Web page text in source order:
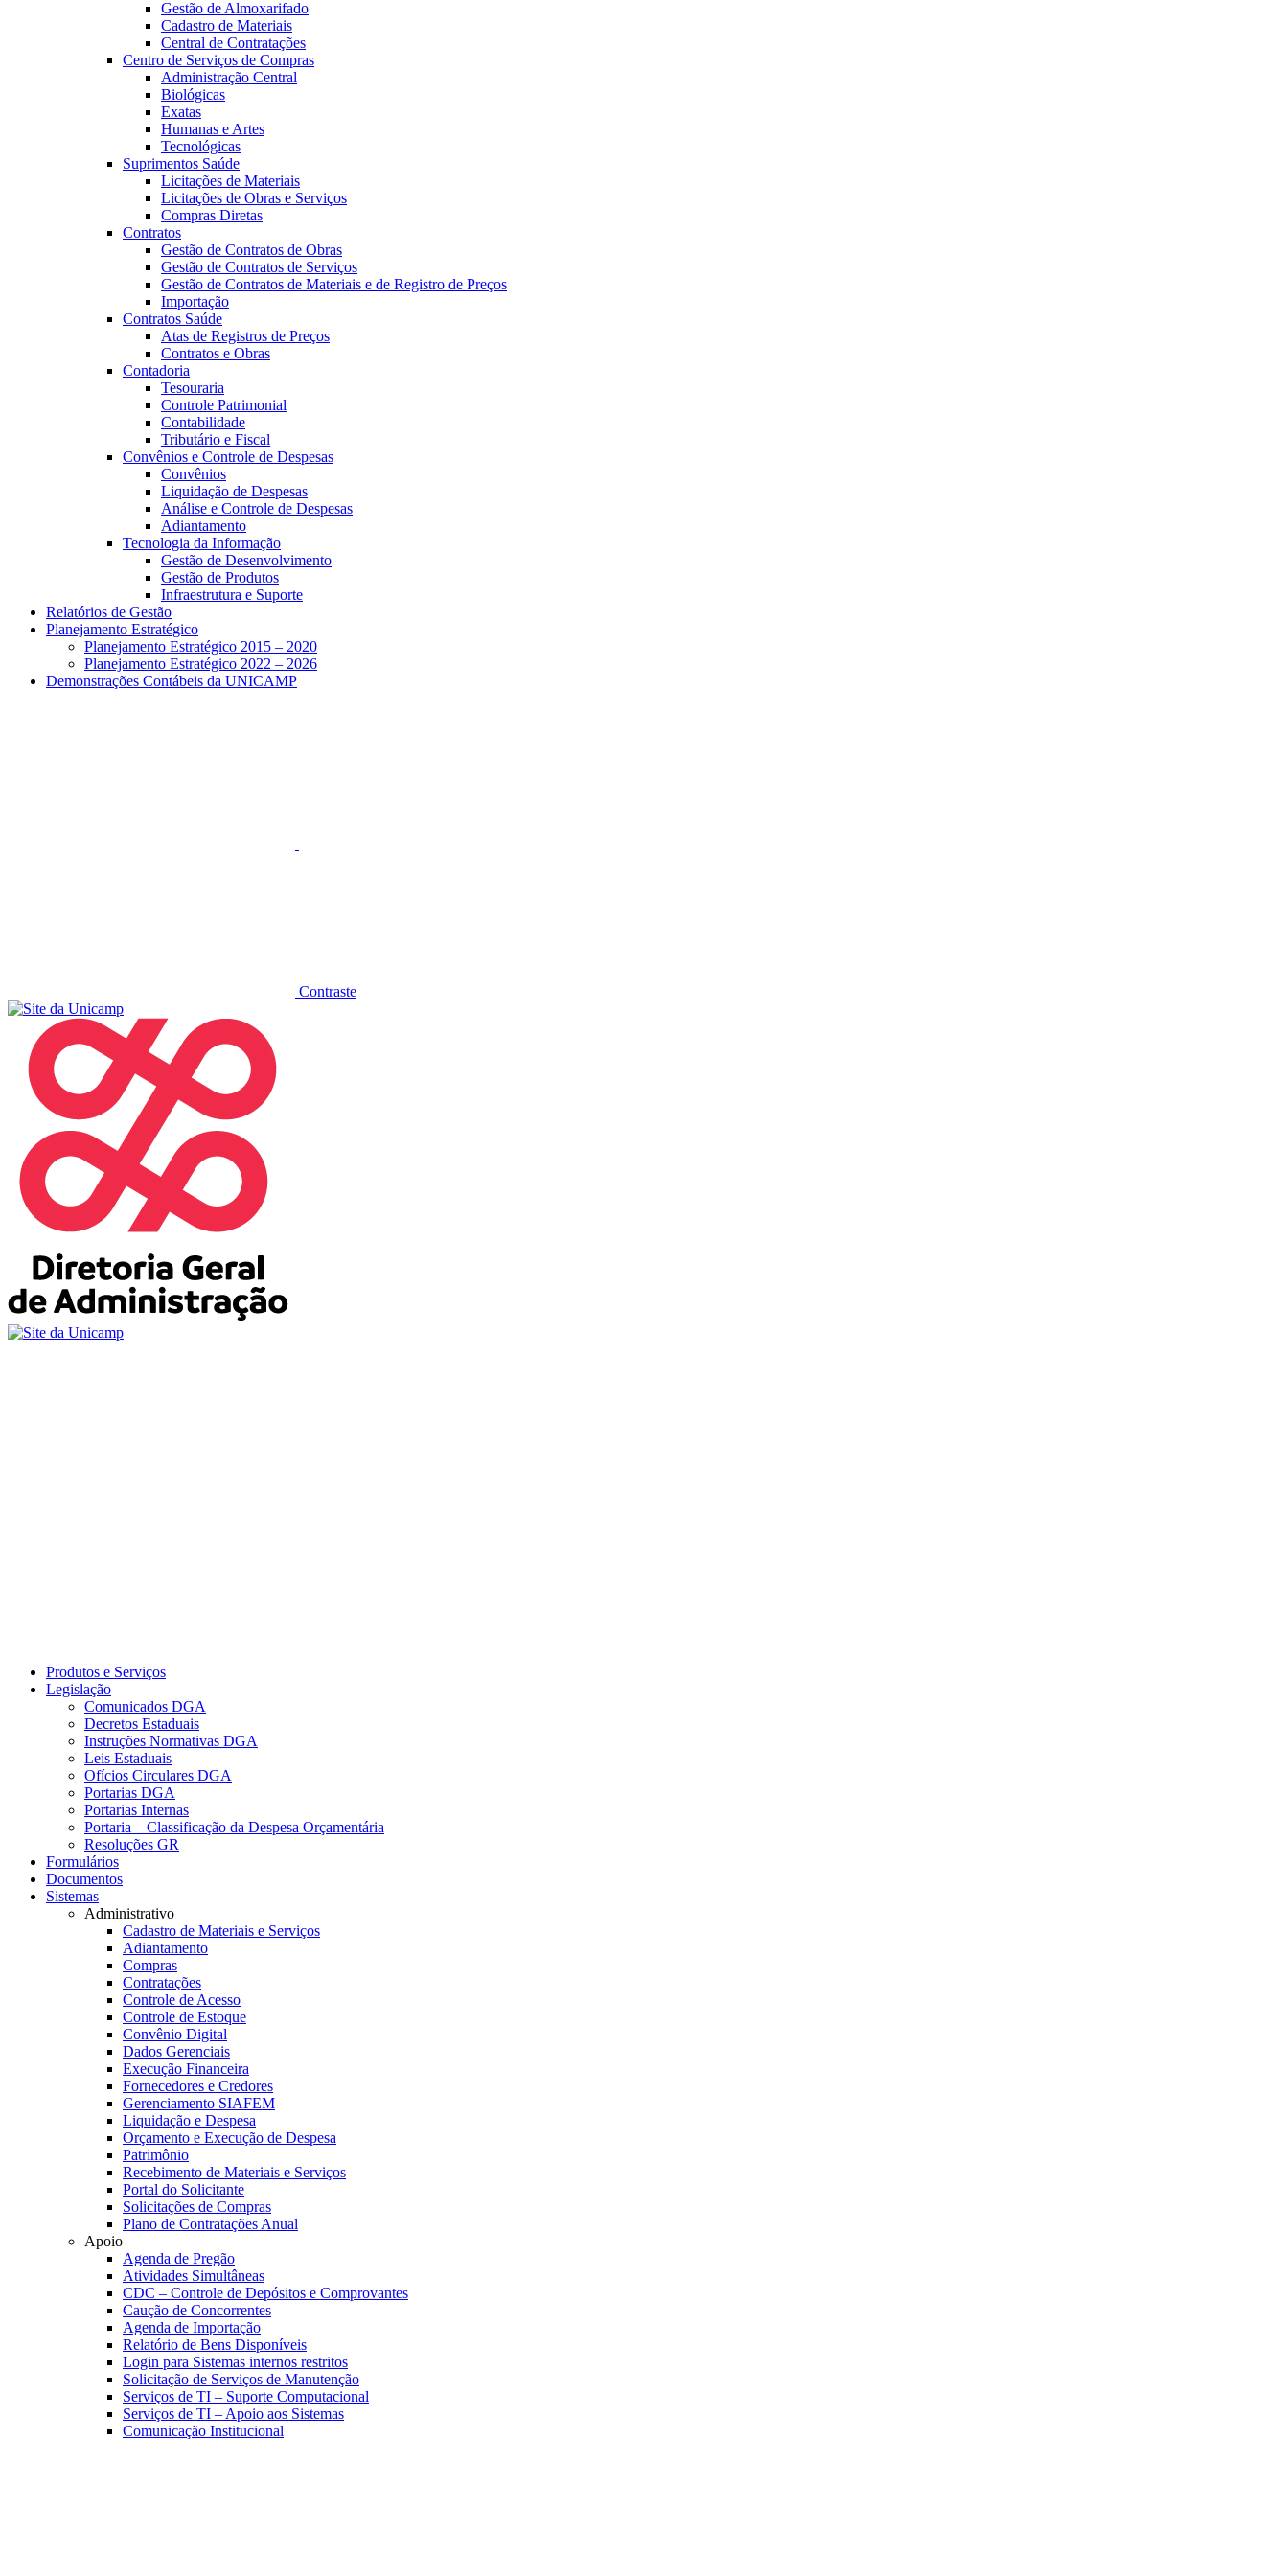
Gestão de Almoxarifado
Cadastro de Materiais
Central de Contratações
Centro de Serviços de Compras
Administração Central
Biológicas
Exatas
Humanas e Artes
Tecnológicas
Suprimentos Saúde
Licitações de Materiais
Licitações de Obras e Serviços
Compras Diretas
Contratos
Gestão de Contratos de Obras
Gestão de Contratos de Serviços
Gestão de Contratos de Materiais e de Registro de Preços
Importação
Contratos Saúde
Atas de Registros de Preços
Contratos e Obras
Contadoria
Tesouraria
Controle Patrimonial
Contabilidade
Tributário e Fiscal
Convênios e Controle de Despesas
Convênios
Liquidação de Despesas
Análise e Controle de Despesas
Adiantamento
Tecnologia da Informação
Gestão de Desenvolvimento
Gestão de Produtos
Infraestrutura e Suporte
Relatórios de Gestão
Planejamento Estratégico
Planejamento Estratégico 2015 – 2020
Planejamento Estratégico 2022 – 2026
Demonstrações Contábeis da UNICAMP
Contraste
Produtos e Serviços
Legislação
Comunicados DGA
Decretos Estaduais
Instruções Normativas DGA
Leis Estaduais
Ofícios Circulares DGA
Portarias DGA
Portarias Internas
Portaria – Classificação da Despesa Orçamentária
Resoluções GR
Formulários
Documentos
Sistemas
Administrativo
Cadastro de Materiais e Serviços
Adiantamento
Compras
Contratações
Controle de Acesso
Controle de Estoque
Convênio Digital
Dados Gerenciais
Execução Financeira
Fornecedores e Credores
Gerenciamento SIAFEM
Liquidação e Despesa
Orçamento e Execução de Despesa
Patrimônio
Recebimento de Materiais e Serviços
Portal do Solicitante
Solicitações de Compras
Plano de Contratações Anual
Apoio
Agenda de Pregão
Atividades Simultâneas
CDC – Controle de Depósitos e Comprovantes
Caução de Concorrentes
Agenda de Importação
Relatório de Bens Disponíveis
Login para Sistemas internos restritos
Solicitação de Serviços de Manutenção
Serviços de TI – Suporte Computacional
Serviços de TI – Apoio aos Sistemas
Comunicação Institucional